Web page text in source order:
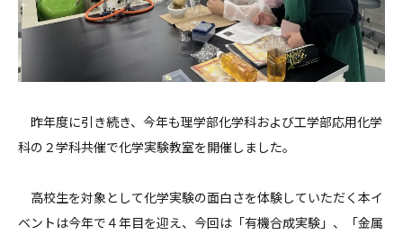
昨年度に引き続き、今年も理学部化学科および工学部応用化学
科の２学科共催で化学実験教室を開催しました。
高校生を対象として化学実験の面白さを体験していただく本イ
ベントは今年で４年目を迎え、今回は「有機合成実験」、「金属